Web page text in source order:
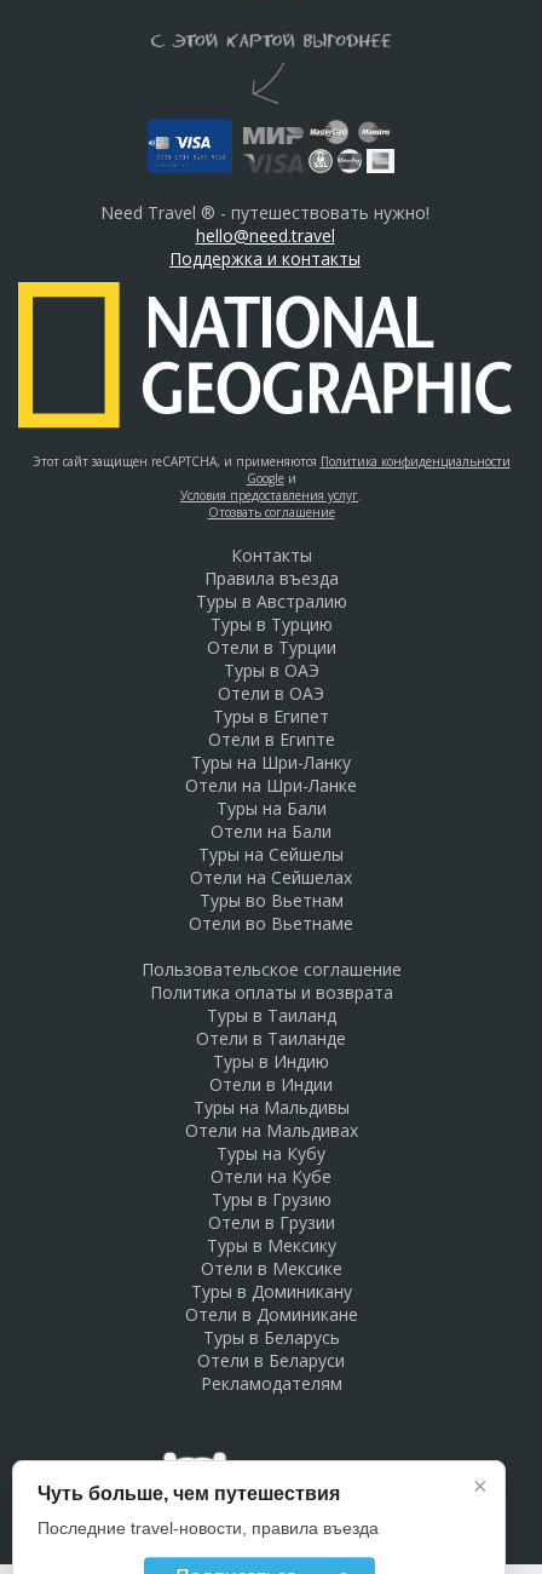
Need Travel ® - путешествовать нужно!
hello@need.travel
Поддержка и контакты
Этот сайт защищен reCAPTCHA, и применяются Политика конфиденциальности
Googleи
Условия предоставления услуг.
Отозвать соглашение
Контакты
Правила въезда
Туры в Австралию
Туры в Турцию
Отели в Турции
Туры в ОАЭ
Отели в ОАЭ
Туры в Египет
Отели в Египте
Туры на Шри-Ланку
Отели на Шри-Ланке
Туры на Бали
Отели на Бали
Туры на Сейшелы
Отели на Сейшелах
Туры во Вьетнам
Отели во Вьетнаме
Пользовательское соглашение
Политика оплаты и возврата
Туры в Таиланд
Отели в Таиланде
Туры в Индию
Отели в Индии
Туры на Мальдивы
Отели на Мальдивах
Туры на Кубу
Отели на Кубе
Туры в Грузию
Отели в Грузии
Туры в Мексику
Отели в Мексике
Туры в Доминикану
Отели в Доминикане
Туры в Беларусь
Отели в Беларуси
Рекламодателям
×
Чуть больше, чем путешествия
Последние travel-новости, правила въезда